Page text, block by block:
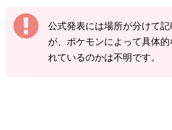
公式発表には場所が分けて
が、ポケモンによって具体
れているのかは不明です。